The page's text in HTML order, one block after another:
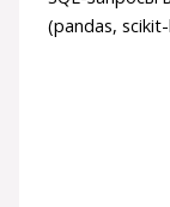
(pandas,